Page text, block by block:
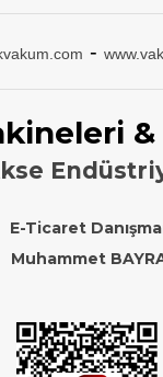
-
&
E-Ticaret